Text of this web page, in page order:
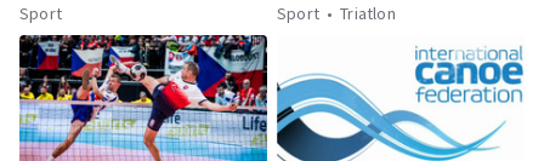
Sport
Sport
Triatlon